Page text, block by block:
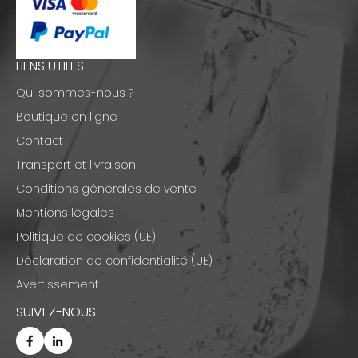
LIENS UTILES
Qui sommes-nous ?
Boutique en ligne
Contact
Transport et livraison
Conditions générales de vente
Mentions légales
Politique de cookies (UE)
Déclaration de confidentialité (UE)
Avertissement
SUIVEZ-NOUS